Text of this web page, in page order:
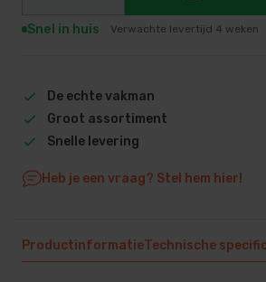
Snel in huis Verwachte levertijd 4 weken
De echte vakman
Groot assortiment
Snelle levering
Heb je een vraag? Stel hem hier!
ProductinformatieTechnische